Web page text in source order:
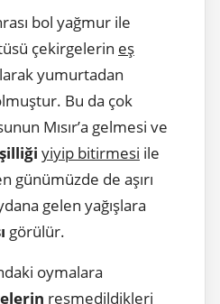
bol yağmur ile
çekirgelerin eş
yumurtadan
Bu da çok
Mısır’a gelmesi ve
yiyip bitirmesi ile
günümüzde de aşırı
gelen yağışlara
görülür.
oymalara
resmedildikleri